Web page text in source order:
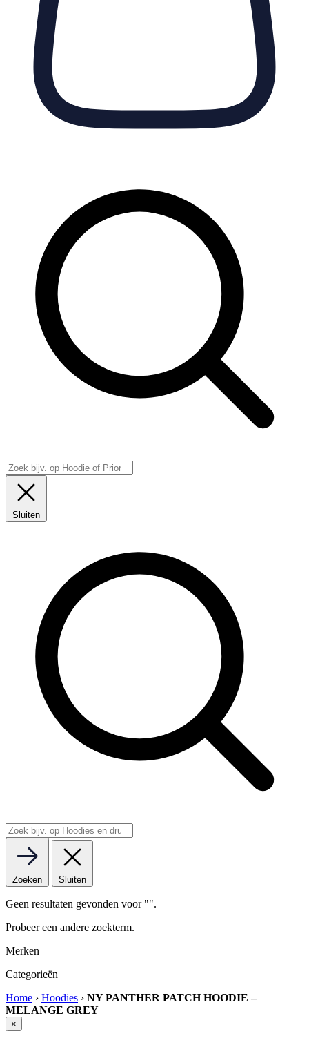
Sluiten
Zoeken Sluiten
Geen resultaten gevonden voor "".
Probeer een andere zoekterm.
Merken
Categorieën
Home › Hoodies › NY PANTHER PATCH HOODIE –
MELANGE GREY
×